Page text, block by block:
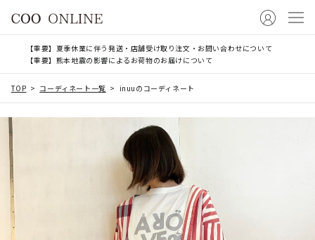
【重要】夏季休業に伴う発送・店舗受け取り注文・お問い合わせについて
【重要】熊本地震の影響によるお荷物のお届けについて
TOP コーディネート一覧 inuuのコーディネート